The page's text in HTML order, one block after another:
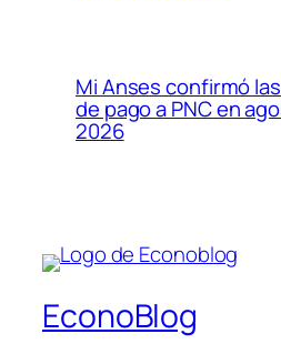
Mi Anses confirmó
de pago a PNC en
2026
EconoBlog